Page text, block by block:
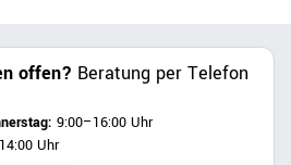
offen? Beratung per Telefon
9:00–16:00 Uhr
Uhr